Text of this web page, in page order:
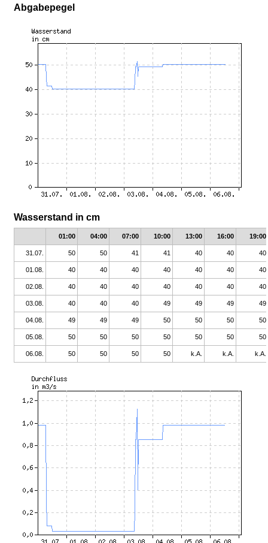
Abgabepegel
Wasserstand in cm
01:00 04:00 07:00 10:00 13:00 16:00 19:00
31.07. 50 50 41 41 40 40 40
01.08. 40 40 40 40 40 40 40
02.08. 40 40 40 40 40 40 40
03.08. 40 40 40 49 49 49 49
04.08. 49 49 49 50 50 50 50
05.08. 50 50 50 50 50 50 50
06.08. 50 50 50 50 k.A. k.A. k.A.